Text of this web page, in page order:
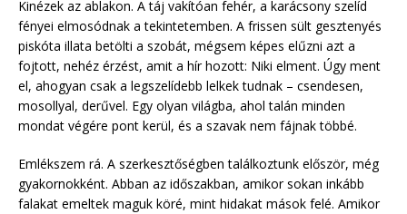
Kinézek az ablakon. A táj vakítóan fehér, a karácsony szelíd
fényei elmosódnak a tekintetemben. A frissen sült gesztenyés
piskóta illata betölti a szobát, mégsem képes elűzni azt a
fojtott, nehéz érzést, amit a hír hozott: Niki elment. Úgy ment
el, ahogyan csak a legszelídebb lelkek tudnak – csendesen,
mosollyal, derűvel. Egy olyan világba, ahol talán minden
mondat végére pont kerül, és a szavak nem fájnak többé.
Emlékszem rá. A szerkesztőségben találkoztunk először, még
gyakornokként. Abban az időszakban, amikor sokan inkább
falakat emeltek maguk köré, mint hidakat mások felé. Amikor